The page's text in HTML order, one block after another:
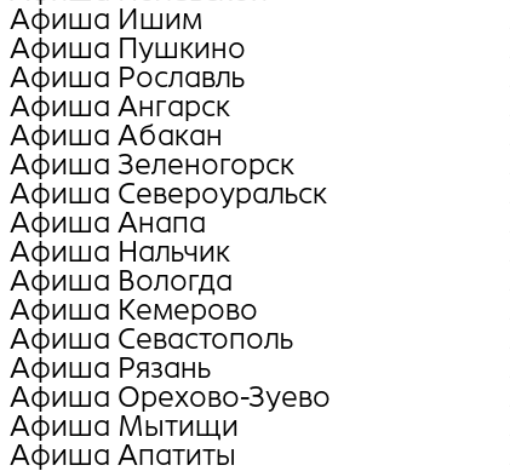
Афиша Ишим
Афиша Пушкино
Афиша Рославль
Афиша Ангарск
Афиша Абакан
Афиша Зеленогорск
Афиша Североуральск
Афиша Анапа
Афиша Нальчик
Афиша Вологда
Афиша Кемерово
Афиша Севастополь
Афиша Рязань
Афиша Орехово-Зуево
Афиша Мытищи
Афиша Апатиты